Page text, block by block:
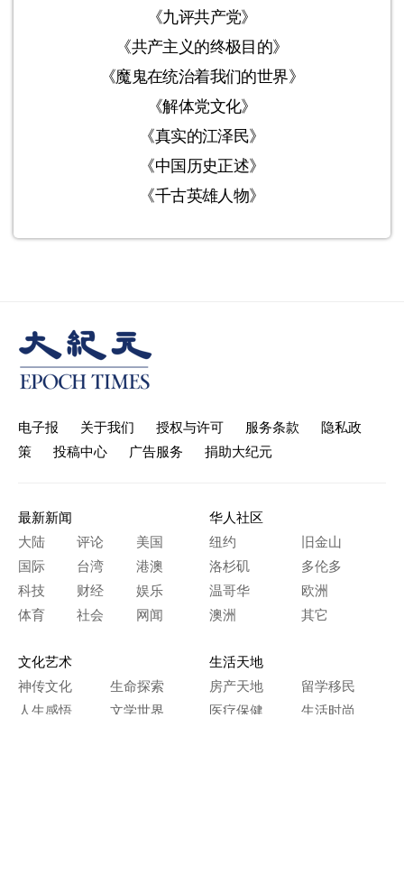
《九评共产党》
《共产主义的终极目的》
《魔鬼在统治着我们的世界》
《解体党文化》
《真实的江泽民》
《中国历史正述》
《千古英雄人物》
电子报 关于我们 授权与许可 服务条款
隐私政
策
投稿中心 广告服务 捐助大纪元
最新新闻
大陆
评论
美国
国际
台湾
港澳
科技
财经
娱乐
体育
社会 网闻
华人社区
纽约
旧金山
洛杉矶
多伦多
温哥华
欧洲
澳洲
其它
文化艺术
神传文化
生命探索
人生感悟
文学世界
生活天地
房产天地
留学移民
医疗保健
生活时尚